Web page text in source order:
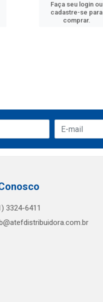
Faça seu login ou
cadastre-se para
comprar.
3324-6411